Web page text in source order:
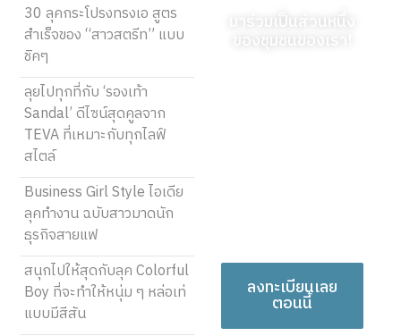
30 ลุคกระโปรงทรงเอ สูตร
สำเร็จของ “สาวสตรีท” แบบ
ชิคๆ
ลุยไปทุกที่กับ ‘รองเท้า
Sandal’ ดีไซน์สุดคูลจาก
TEVA ที่เหมาะกับทุกไลฟ์
สไตล์
Business Girl Style ไอเดีย
ลุคทำงาน ฉบับสาวมาดนัก
ธุรกิจสายแฟ
สนุกไปให้สุดกับลุค Colorful
Boy ที่จะทำให้หนุ่ม ๆ หล่อเท่
แบบมีสีสัน
มาร่วมเป็นส่วนหนึ่ง
ของชุมชนของเรา!
ลงทะเบียนเลย
ตอนนี้